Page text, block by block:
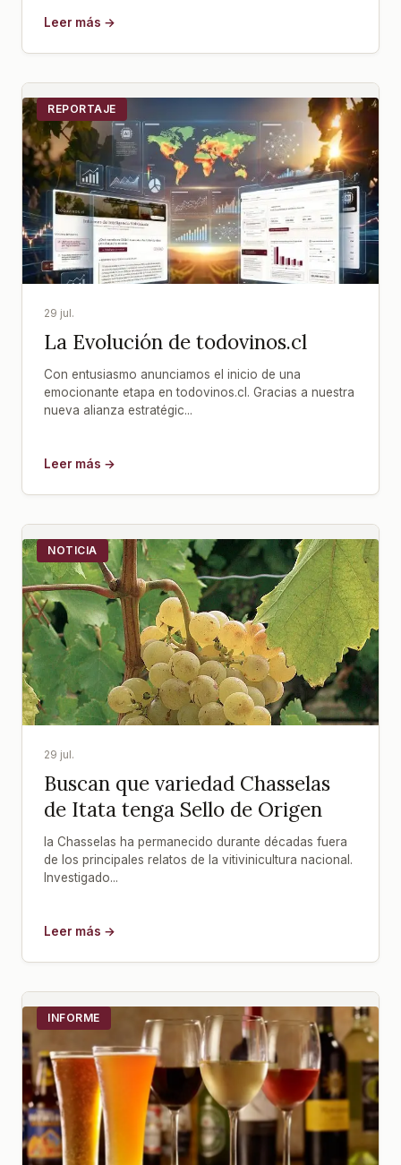
Leer más →
REPORTAJE
29 jul.
La Evolución de todovinos.cl
Con entusiasmo anunciamos el inicio de una
emocionante etapa en todovinos.cl. Gracias a nuestra
nueva alianza estratégic...
Leer más →
NOTICIA
29 jul.
Buscan que variedad Chasselas
de Itata tenga Sello de Origen
la Chasselas ha permanecido durante décadas fuera
de los principales relatos de la vitivinicultura nacional.
Investigado...
Leer más →
INFORME